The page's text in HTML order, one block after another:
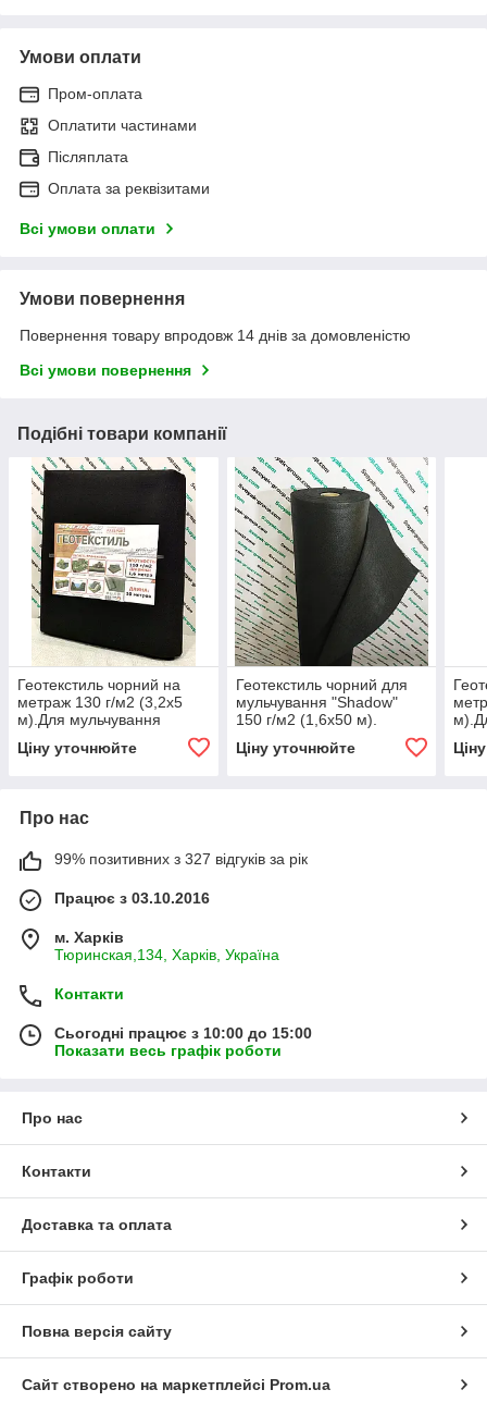
Умови оплати
Пром-оплата
Оплатити частинами
Післяплата
Оплата за реквізитами
Всі умови оплати
Умови повернення
Повернення товару впродовж 14 днів за домовленістю
Всі умови повернення
Подібні товари компанії
Геотекстиль чорний на
метраж 130 г/м2 (3,2х5
м).Для мульчування
Ціну уточнюйте
Геотекстиль чорний для
мульчування "Shadow"
150 г/м2 (1,6х50 м).
Ціну уточнюйте
Про нас
99% позитивних з 327 відгуків за рік
Працює з 03.10.2016
м. Харків
Тюринская,134, Харків, Україна
Контакти
Сьогодні працює з 10:00 до 15:00
Показати весь графік роботи
Про нас
Контакти
Доставка та оплата
Графік роботи
Повна версія сайту
Сайт створено на маркетплейсі Prom.ua